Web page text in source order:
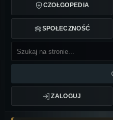
CZOŁGOPEDIA
SPOŁECZNOŚĆ
ZALOGUJ